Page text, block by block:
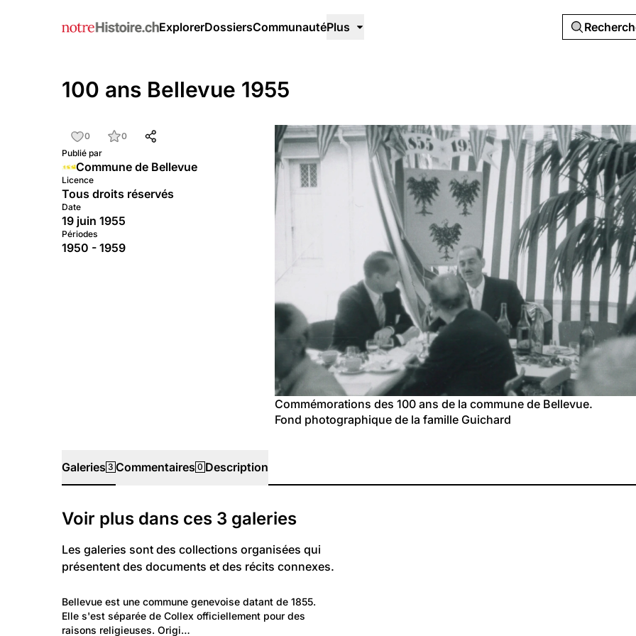
ExplorerDossiersCommunautéPlus
100 ans Bellevue 1955
Commémorations des 100 ans de la commune de Bellevue.
Fond photographique de la famille Guichard
0
0
Publié par
Commune de Bellevue
Licence
Tous droits réservés
Date
19 juin 1955
Périodes
1950 - 1959
Galeries 3 Commentaires 0 Description
Galeries
Voir plus dans ces 3 galeries
Les galeries sont des collections organisées qui
présentent des documents et des récits connexes.
Lieux: Genève
Bellevue
Bellevue est une commune genevoise datant de 1855.
Elle s'est séparée de Collex officiellement pour des
raisons religieuses. Origi…